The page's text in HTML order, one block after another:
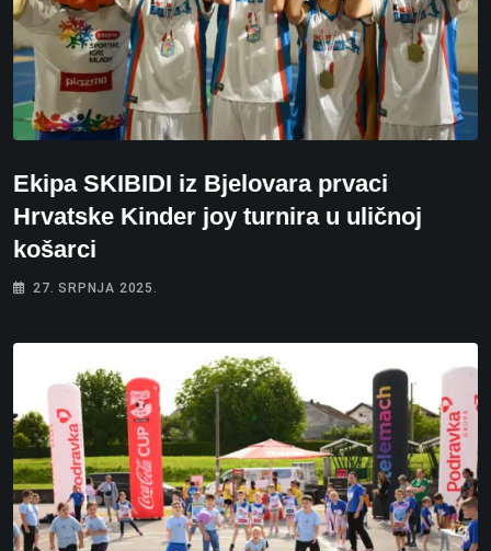
Ekipa SKIBIDI iz Bjelovara prvaci
Hrvatske Kinder joy turnira u uličnoj
košarci
27. SRPNJA 2025.